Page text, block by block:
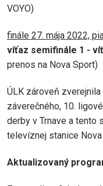
VOYO)
finále 27. mája 2022,
víťaz semifinále 1 -
prenos na Nova Sport)
ÚLK zároveň
záverečného, 10.
derby v Trnave a tento
televíznej stanice Nova
Aktualizovaný